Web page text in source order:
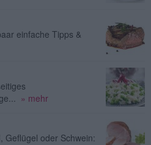
einfache Tipps &
» mehr
Geflügel oder Schwein: